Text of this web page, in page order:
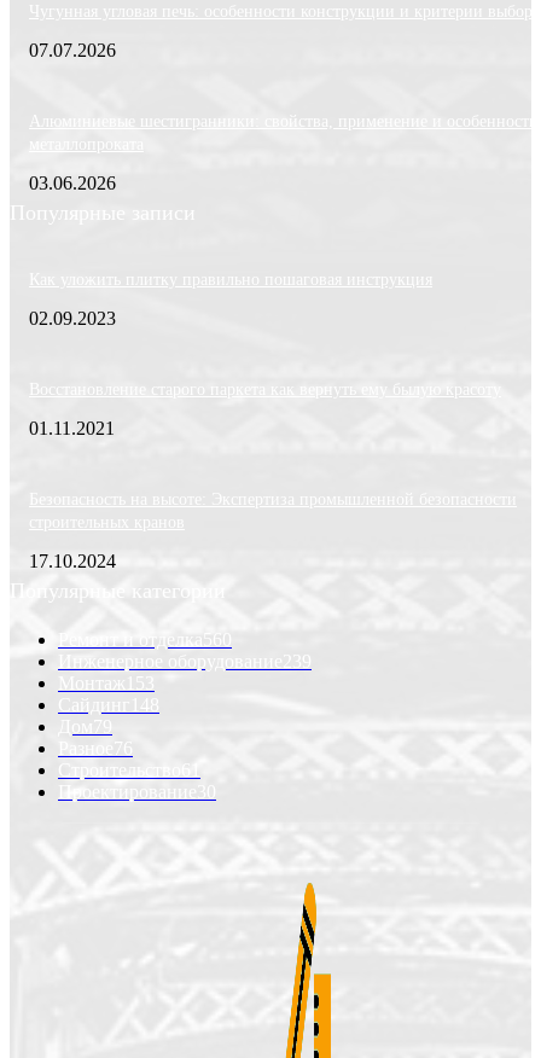
Чугунная угловая печь: особенности конструкции и критерии выбора
07.07.2026
Алюминиевые шестигранники: свойства, применение и особенности
металлопроката
03.06.2026
Популярные записи
Как уложить плитку правильно пошаговая инструкция
02.09.2023
Восстановление старого паркета как вернуть ему былую красоту
01.11.2021
Безопасность на высоте: Экспертиза промышленной безопасности
строительных кранов
17.10.2024
Популярные категории
Ремонт и отделка 560
Инженерное оборудование 239
Монтаж
153
Сайдинг
148
79
Разное
76
Строительство
61
Проектирование